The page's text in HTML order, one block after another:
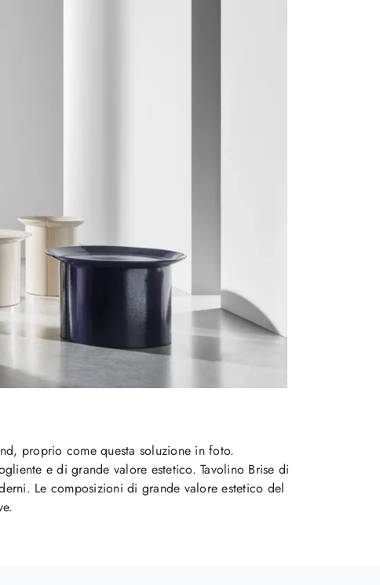
proprio come questa soluzione in foto.
e di grande valore estetico. Tavolino Brise di
Le composizioni di grande valore estetico del